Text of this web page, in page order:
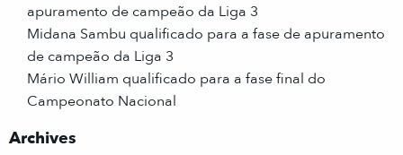
apuramento de campeão da Liga 3
Midana Sambu qualificado para a fase de apuramento
de campeão da Liga 3
Mário William qualificado para a fase final do
Campeonato Nacional
Archives